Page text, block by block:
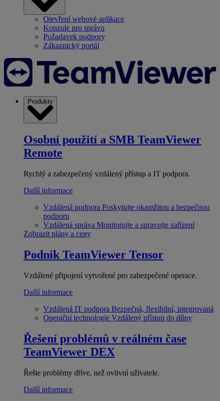
Otevření webové aplikace
Konzole pro správu
Požadavek podpory
Zákaznický portál
Produkty
Osobní použití a SMB TeamViewer
Remote
Rychlý a zabezpečený vzdálený přístup a IT podpora.
Další informace
Vzdálená podpora Poskytujte okamžitou a bezpečnou
podporu
Vzdálená správa Monitorujte a spravujte zařízení
Zobrazit plány a ceny
Podnik TeamViewer Tensor
Vzdálené připojení vytvořené pro zabezpečené operace.
Další informace
Vzdálená IT podpora Bezpečná, flexibilní, integrovaná
Operační technologie Vzdálený přístup do dílny
Řešení problémů v reálném čase
TeamViewer DEX
Řešte problémy dříve, než ovlivní uživatele.
Další informace